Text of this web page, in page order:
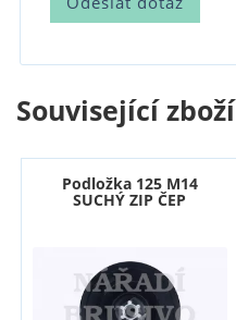
Související zboží
Podložka 125 M14
SUCHÝ ZIP ČEP